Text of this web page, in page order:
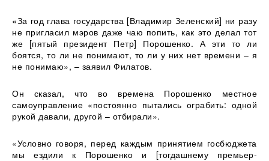
«За год глава государства [Владимир Зеленский] ни разу
не пригласил мэров даже чаю попить, как это делал тот
же [пятый президент Петр] Порошенко. А эти то ли
боятся, то ли не понимают, то ли у них нет времени – я
не понимаю», – заявил Филатов.
Он сказал, что во времена Порошенко местное
самоуправление «постоянно пытались ограбить: одной
рукой давали, другой – отбирали».
«Условно говоря, перед каждым принятием госбюджета
мы ездили к Порошенко и [тогдашнему премьер-